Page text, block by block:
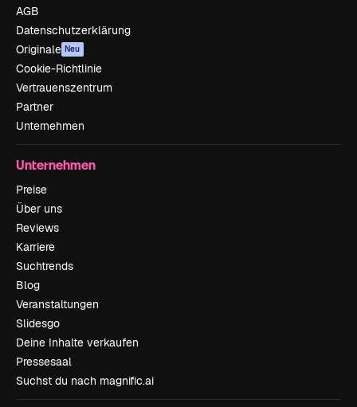
AGB
Datenschutzerklärung
Originale Neu
Cookie-Richtlinie
Vertrauenszentrum
Partner
Unternehmen
Unternehmen
Preise
Über uns
Reviews
Karriere
Suchtrends
Blog
Veranstaltungen
Slidesgo
Deine Inhalte verkaufen
Pressesaal
Suchst du nach magnific.ai